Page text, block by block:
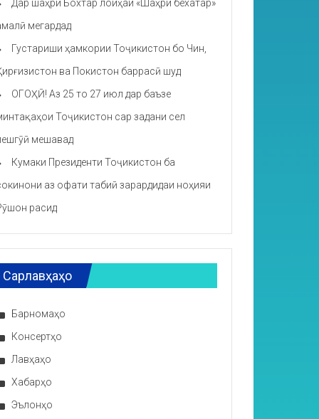
Дар шаҳри Бохтар лоиҳаи «Шаҳри бехатар»
мегардад
Густариши ҳамкории Тоҷикистон бо Чин,
ва Покистон баррасӣ шуд
ОГОҲӢ! Аз 25 то 27 июл дар баъзе
Тоҷикистон сар задани сел
мешавад
Кумаки Президенти Тоҷикистон ба
аз офати табиӣ зарардидаи ноҳияи
расид
Сарлавҳаҳо
Барномаҳо
Консертҳо
Лавҳаҳо
Хабарҳо
Эълонҳо